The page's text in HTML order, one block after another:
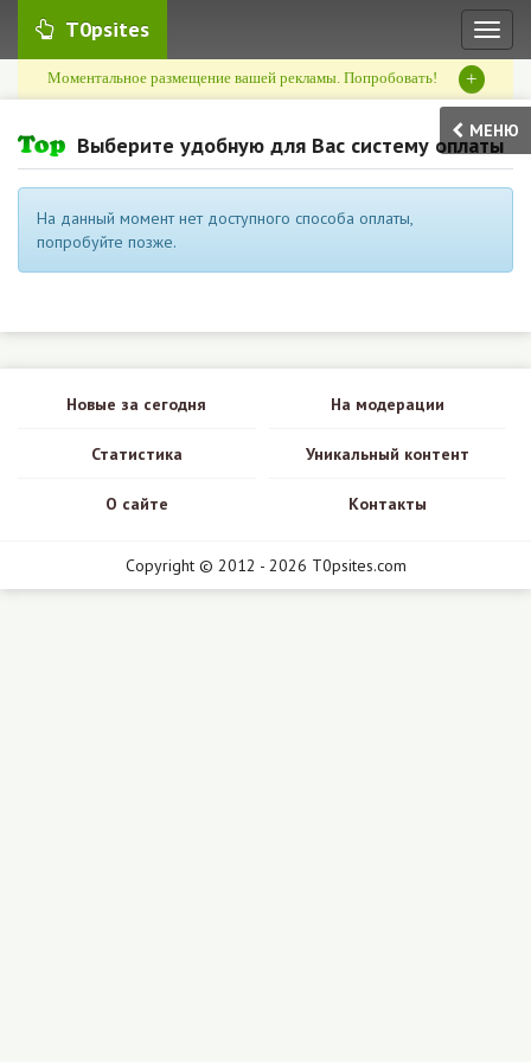
T0psites
Моментальное размещение вашей рекламы. Попробовать! +
МЕНЮ
Выберите удобную для Вас систему оплаты
На данный момент нет доступного способа оплаты,
попробуйте позже.
Новые за сегодня На модерации
Статистика Уникальный контент
О сайте Контакты
Copyright © 2012 - 2026 T0psites.com